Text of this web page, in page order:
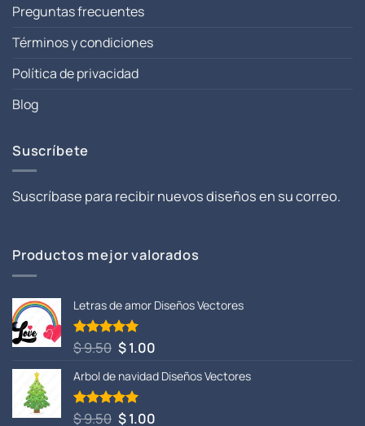
Preguntas frecuentes
Términos y condiciones
Política de privacidad
Blog
Suscríbete
Suscríbase para recibir nuevos diseños en su correo.
Productos mejor valorados
Letras de amor Diseños Vectores
Valorado
con
de 5
$9.50 El
original
era:
$ 9.50.
$1.00El
actual
$ 1.00.
Arbol de navidad Diseños Vectores
Valorado
$9.50 El
$1.00El